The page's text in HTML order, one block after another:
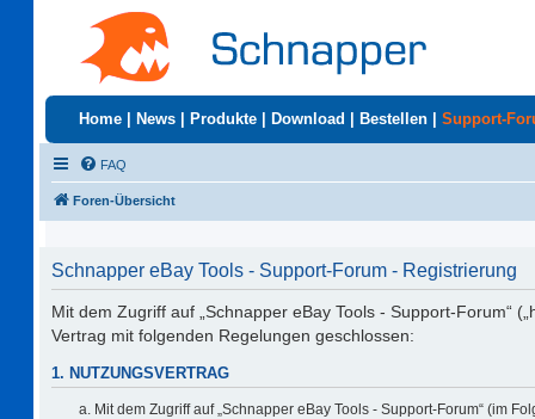
Home News Produkte Download Bestellen Support-
FAQ
Foren-Übersicht
Schnapper eBay Tools - Support-Forum - Registrierung
Mit dem Zugriff auf „Schnapper eBay Tools - Support-Forum“
Vertrag mit folgenden Regelungen geschlossen:
1. NUTZUNGSVERTRAG
Mit dem Zugriff auf „Schnapper eBay Tools - Support-Forum“ (im